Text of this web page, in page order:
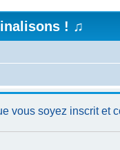
! ♫
vous soyez inscrit et